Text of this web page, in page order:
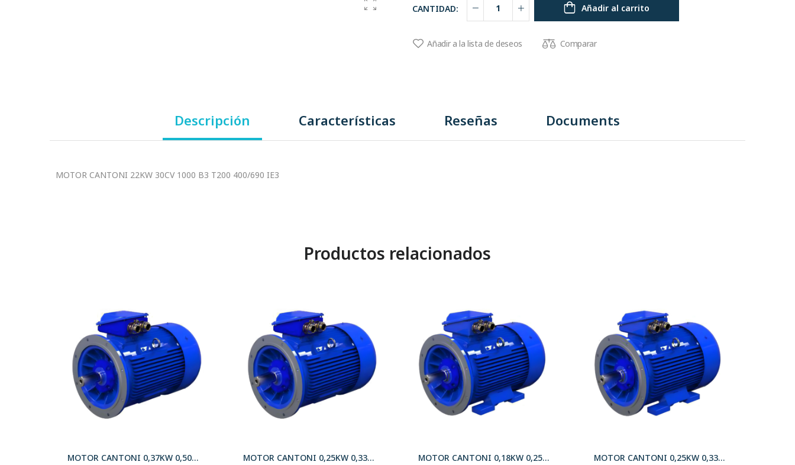
CANTIDAD: Añadir al carrito
Añadir a la lista de deseos Comparar
Descripción Características Reseñas Documents
MOTOR CANTONI 22KW 30CV 1000 B3 T200 400/690 IE3
Productos relacionados
MOTOR CANTONI 0,37KW 0,50CV 3000 B5 T71 230/400 IE2 MOTOR CANTONI 0,25KW 0,33CV 3000 B5 T63 230/400 IE2 MOTOR CANTONI 0,18KW 0,25CV 3000 B35 T63 230/400 IE2 MOTOR CANTONI 0,25KW 0,33CV 3000 B35 T63 230/400 IE2